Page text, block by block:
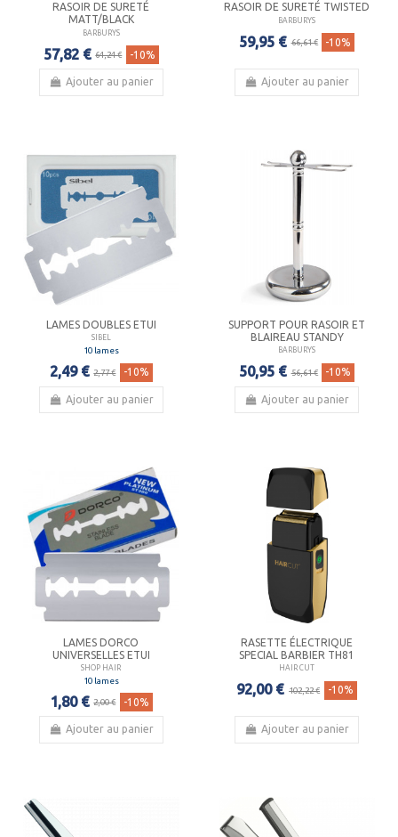
RASOIR DE SURETÉ
MATT/BLACK
BARBURYS
57,82 € 64,24 € -10%
Ajouter au panier
RASOIR DE SURETÉ TWISTED
BARBURYS
59,95 € 66,61 € -10%
Ajouter au panier
LAMES DOUBLES ETUI
SIBEL
10 lames
2,49 € 2,77 € -10%
Ajouter au panier
SUPPORT POUR RASOIR ET
BLAIREAU STANDY
BARBURYS
50,95 € 56,61 € -10%
Ajouter au panier
LAMES DORCO
UNIVERSELLES ETUI
SHOP HAIR
10 lames
1,80 € 2,00 € -10%
Ajouter au panier
RASETTE ÉLECTRIQUE
SPECIAL BARBIER TH81
HAIR CUT
92,00 € 102,22 € -10%
Ajouter au panier